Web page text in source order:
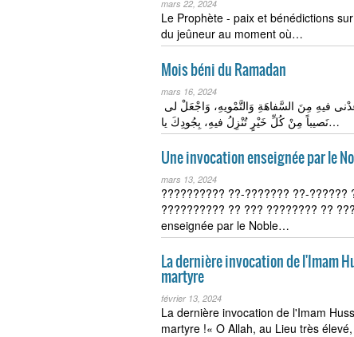
mars 22, 2024
Le Prophète - paix et bénédictions
du jeûneur au moment où…
Mois béni du Ramadan
mars 16, 2024
نَصيباً مِنْ كُلِّ خَيْرٍ تُنْزِلُ فيهِ، بِجُودِكَ يا…
Une invocation enseignée par le
mars 13, 2024
?????????? ??-??????? ??-??????
?????????? ?? ??? ???????? ??
enseignée par le Noble…
La dernière invocation de l'Imam
martyre
février 13, 2024
La dernière invocation de l'Imam
martyre !« O Allah, au Lieu très